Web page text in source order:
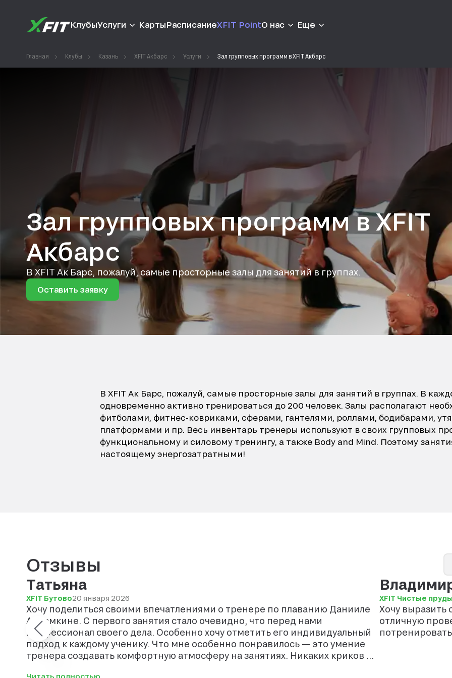
КлубыУслуги КартыРасписаниеXFIT PointО нас Еще
Главная Клубы Казань XFIT Акбарс Услуги Зал групповых программ в XFIT Акбарс
Зал групповых программ в XFIT
Акбарс
В XFIT Ак Барс, пожалуй, самые просторные залы для занятий в группах.
Оставить заявку
В XFIT Ак Барс, пожалуй, самые просторные залы для занятий в группах. В
одновременно активно тренироваться до 200 человек. Залы располагают
фитболами, фитнес-ковриками, сферами, гантелями, роллами, бодибарами,
платформами и пр. Весь инвентарь тренеры используют в своих групповых
функциональному и силовому тренингу, а также Body and Mind. Поэтому
настоящему энергозатратными!
Отзывы
Татьяна
XFIT Бутово20 января 2026
Хочу поделиться своими впечатлениями о тренере по плаванию Данииле
Абрамкине. С первого занятия стало очевидно, что перед нами
профессионал своего дела. Особенно хочу отметить его индивидуальный
подход к каждому ученику. Что мне особенно понравилось — это умение
тренера создавать комфортную атмосферу на занятиях. Никаких криков и
Читать полностью
XFIT Чистые
Хочу выразить
отличную